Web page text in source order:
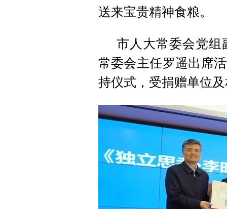
送来宝贵精神食粮。
市人大常委会党组
常委会主任罗遥出席
持仪式，受捐赠单位